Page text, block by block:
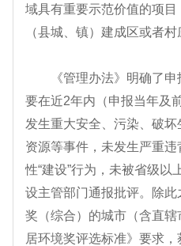
域具有重要示范价值的项
（县城、镇）建成区或者村
《管理办法》明确了
要在近2年内（申报当年及
发生重大安全、污染、破
资源等事件，未发生严重
性“建设”行为，未被省级以
设主管部门通报批评。除
奖（综合）的城市（含直辖
居环境奖评选标准》要求